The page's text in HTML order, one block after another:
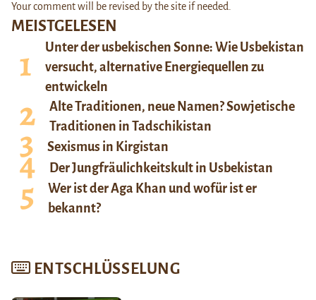
MEISTGELESEN
Unter der usbekischen Sonne: Wie Usbekistan
versucht, alternative Energiequellen zu
entwickeln
Alte Traditionen, neue Namen? Sowjetische
Traditionen in Tadschikistan
Sexismus in Kirgistan
Der Jungfräulichkeitskult in Usbekistan
Wer ist der Aga Khan und wofür ist er
bekannt?
ENTSCHLÜSSELUNG
Your comment will be revised by the site if needed.